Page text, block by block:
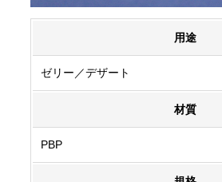
用途
ゼリー／デザート
材質
PBP